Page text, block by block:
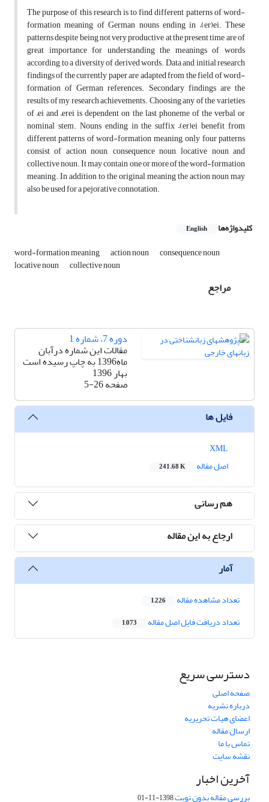
The purpose of this research is to find different patterns of word-
formation meaning of German nouns ending in –(er)ei. These
patterns despite being not very productive at the present time are of
great importance for understanding the meanings of words
according to a diversity of derived words. Data and initial research
findings of the currently paper are adapted from the field of word-
formation of German references. Secondary findings are the
results of my research achievements. Choosing any of the varieties
of –ei and –erei is dependent on the last phoneme of the verbal or
nominal stem. Nouns ending in the suffix –(er)ei benefit from
different patterns of word-formation meaning, only four patterns
consist of action noun, consequence noun, locative noun and
collective noun. It may contain one or more of the word-formation
meaning. In addition to the original meaning the action noun may
also be used for a pejorative connotation.
کلیدواژه‌ها English
word-formation meaning action noun consequence noun
locative noun collective noun
مراجع
دوره 7، شماره 1
مقالات این شماره درآبان
ماه1396 به چاپ رسیده است
بهار 1396
صفحه5-26
فایل ها
اصل مقاله
241.68 K
هم رسانی
ارجاع به این مقاله
آمار
تعداد مشاهده مقاله 1,226
تعداد دریافت فایل اصل مقاله 1,073
دسترسی سریع
صفحه اصلی
درباره نشریه
اعضای هیات تحریریه
ارسال مقاله
تماس با ما
نقشه سایت
آخرین اخبار
بررسی مقاله بدون نوبت1398-11-01